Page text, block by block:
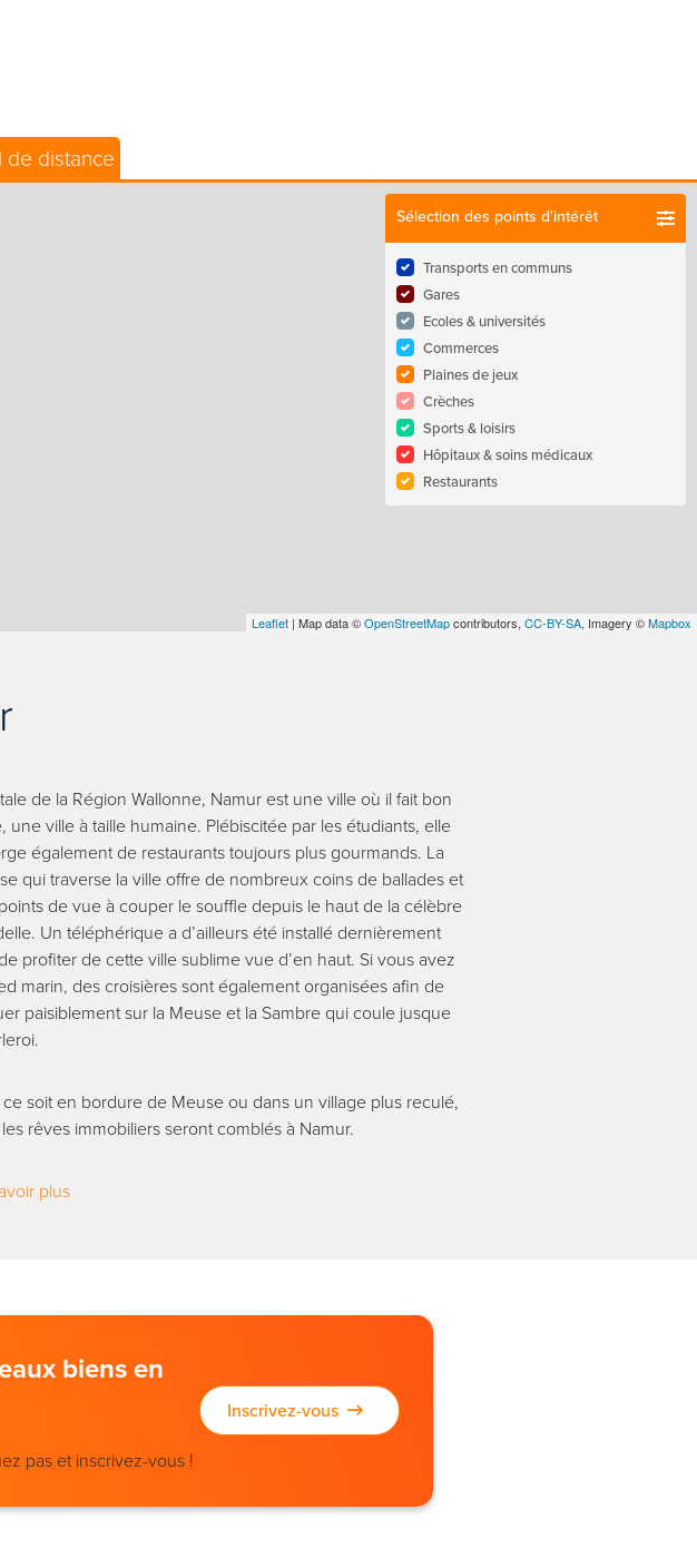
de distance
Sélection des points d'intérêt
Transports en communs
Gares
Ecoles & universités
Commerces
Plaines de jeux
Crèches
Sports & loisirs
Hôpitaux & soins médicaux
Restaurants
Leaflet | Map data ©OpenStreetMapcontributors, CC-BY-SA, Imagery ©Mapbox
de la Région Wallonne, Namur est une ville où il fait bon
une ville à taille humaine. Plébiscitée par les étudiants, elle
également de restaurants toujours plus gourmands. La
qui traverse la ville offre de nombreux coins de ballades et
de vue à couper le souffle depuis le haut de la célèbre
Un téléphérique a d’ailleurs été installé dernièrement
profiter de cette ville sublime vue d’en haut. Si vous avez
marin, des croisières sont également organisées afin de
paisiblement sur la Meuse et la Sambre qui coule jusque
soit en bordure de Meuse ou dans un village plus reculé,
rêves immobiliers seront comblés à Namur.
plus
biens en
pas et inscrivez-vous !
Inscrivez-vous